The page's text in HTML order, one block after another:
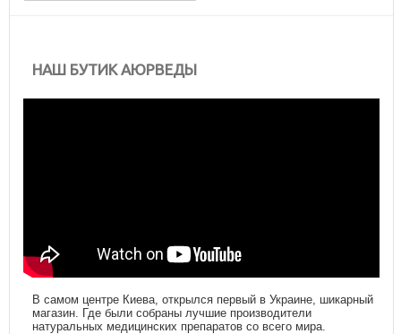
НАШ БУТИК АЮРВЕДЫ
В самом центре Киева, открылся первый в Украине, шикарный
магазин. Где были собраны лучшие производители
натуральных медицинских препаратов со всего мира.